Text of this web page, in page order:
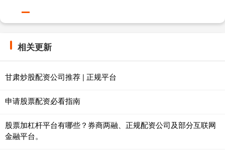
相关更新
甘肃炒股配资公司推荐 | 正规平台
申请股票配资必看指南
股票加杠杆平台有哪些？券商两融、正规配资公司及部分互联网
金融平台。